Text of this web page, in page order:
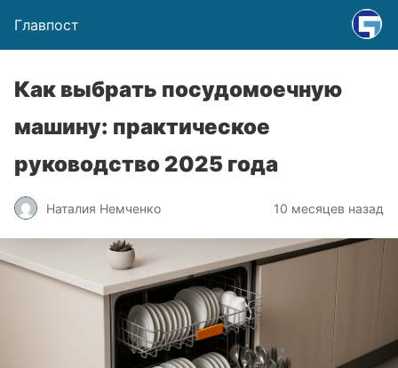
Главпост
Как выбрать посудомоечную
машину: практическое
руководство 2025 года
Наталия Немченко 10 месяцев назад